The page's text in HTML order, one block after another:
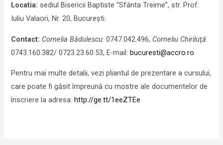
Locatia: sediul Bisericii Baptiste “Sfânta Treime”, str. Prof.
Iuliu Valaori, Nr. 20, Bucureşti.
Contact: Cornelia Bădulescu: 0747.042.496, Corneliu Chiriluţă:
0743.160.382/ 0723.23.60.53, E-mail:bucuresti@accro.ro
Pentru mai multe detalii, vezi pliantul de prezentare a cursului,
care poate fi găsit împreună cu mostre ale documentelor de
înscriere la adresa: http://ge.tt/1eeZTEe